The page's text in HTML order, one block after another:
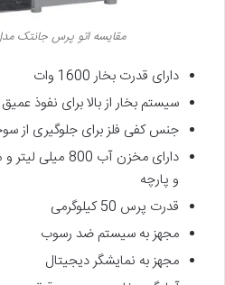
مقایسه اتو پرس جانتک مدل 5900 و
دارای قدرت بخار 1600 وات
سیستم بخار از بالا برای نفوذ
جنس کفی فلز برای جلوگیری از
دارای مخزن آب
و پارچه
قدرت پرس 50 کیلوگرمی
مجهز به سیستم ضد رسوب
مجهز به نمایشگر دیجیتال